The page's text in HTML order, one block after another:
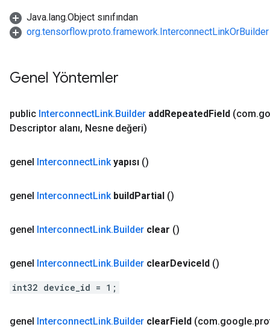
Java.lang.Object sınıfından
org.tensorflow.proto.framework.InterconnectLinkOrBuilder
Genel Yöntemler
public InterconnectLink.Builder addRepeatedField (com.
Descriptor alanı, Nesne değeri)
genel InterconnectLink yapısı ()
genel InterconnectLink buildPartial ()
genel InterconnectLink.Builder clear ()
genel InterconnectLink.Builder clearDeviceId ()
int32 device_id = 1;
genel InterconnectLink.Builder clearField (com.google.